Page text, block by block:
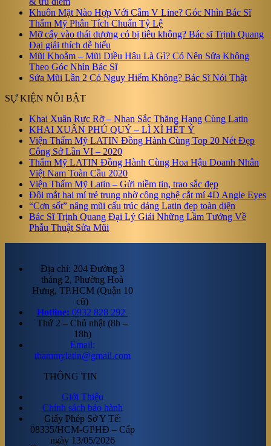
Khuôn Mặt Nào Hợp Với Cằm V Line? Góc Nhìn Bác Sĩ
Thẩm Mỹ Phân Tích Chuẩn Tỷ Lệ
Mỡ cấy vào thái dương có bị tiêu không? Bác sĩ Trịnh Quang
Đại giải thích dễ hiểu
Mũi Khoằm – Mũi Diều Hâu Là Gì? Có Nên Sửa Không
Theo Góc Nhìn Bác Sĩ
Sửa Mũi Lần 2 Có Nguy Hiểm Không? Bác Sĩ Nói Thật
SỰ KIỆN NỖI BẬT
Khai Xuân Rực Rỡ – Nhan Sắc Thăng Hạng Cùng Latin
KHAI XUÂN PHÚ QUÝ – LÌ XÌ HẾT Ý
Viện Thẩm Mỹ LATIN Đồng Hành Cùng Top 20 Nét Đẹp
Công Sở Lần VI – 2020
Thẩm Mỹ LATIN Đồng Hành Cùng Hoa Hậu Doanh Nhân
Việt Nam Toàn Cầu 2020
Viện Thẩm Mỹ Latin – Gửi niềm tin, trao sắc đẹp
Đôi mắt hai mí trẻ trung nhờ công nghệ cắt mí 4D Angle Eyes
“Cơn sốt” nâng mũi cấu trúc dáng Latin đẹp toàn diện
Bác Sĩ Trịnh Quang Đại Lý Giải Những Lầm Tưởng Về
Phẫu Thuật Sửa Mũi
Địa chỉ: 204 Đường 3
tháng 2, Phường Hoà
Hưng, TP.HCM (Quận 10
cũ)
Hotline: 0932 828 292
Thứ 2 – Chủ nhật (8h –
18h)
Email:
thammylatin@gmail.com
THÔNG TIN
Giới Thiệu
Chính sách bảo hành
Giấy Phép Sở Y Tế:
08335/HCM-GPHĐ – Cấp
ngày 13/05/2026